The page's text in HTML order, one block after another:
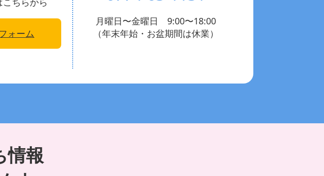
ォーム
月曜日〜金曜日 9:00〜18:00
（年末年始・お盆期間は休業）
情報